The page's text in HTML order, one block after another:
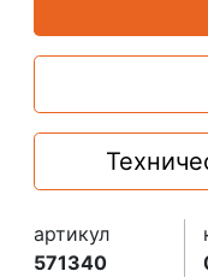
артикул
571340